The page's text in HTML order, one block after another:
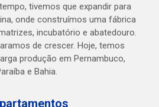
tivemos que expandir para
onde construímos uma fábrica
incubatório e abatedouro.
de crescer. Hoje, temos
produção em Pernambuco,
e Bahia.